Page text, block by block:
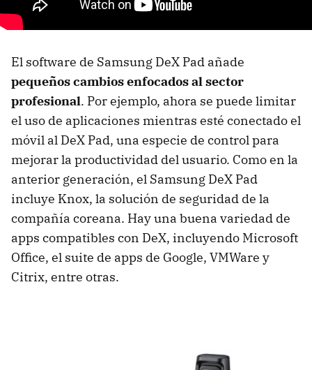
El software de Samsung DeX Pad añade
pequeños cambios enfocados al sector
profesional. Por ejemplo, ahora se puede limitar
el uso de aplicaciones mientras esté conectado el
móvil al DeX Pad, una especie de control para
mejorar la productividad del usuario. Como en la
anterior generación, el Samsung DeX Pad
incluye Knox, la solución de seguridad de la
compañía coreana. Hay una buena variedad de
apps compatibles con DeX, incluyendo Microsoft
Office, el suite de apps de Google, VMWare y
Citrix, entre otras.